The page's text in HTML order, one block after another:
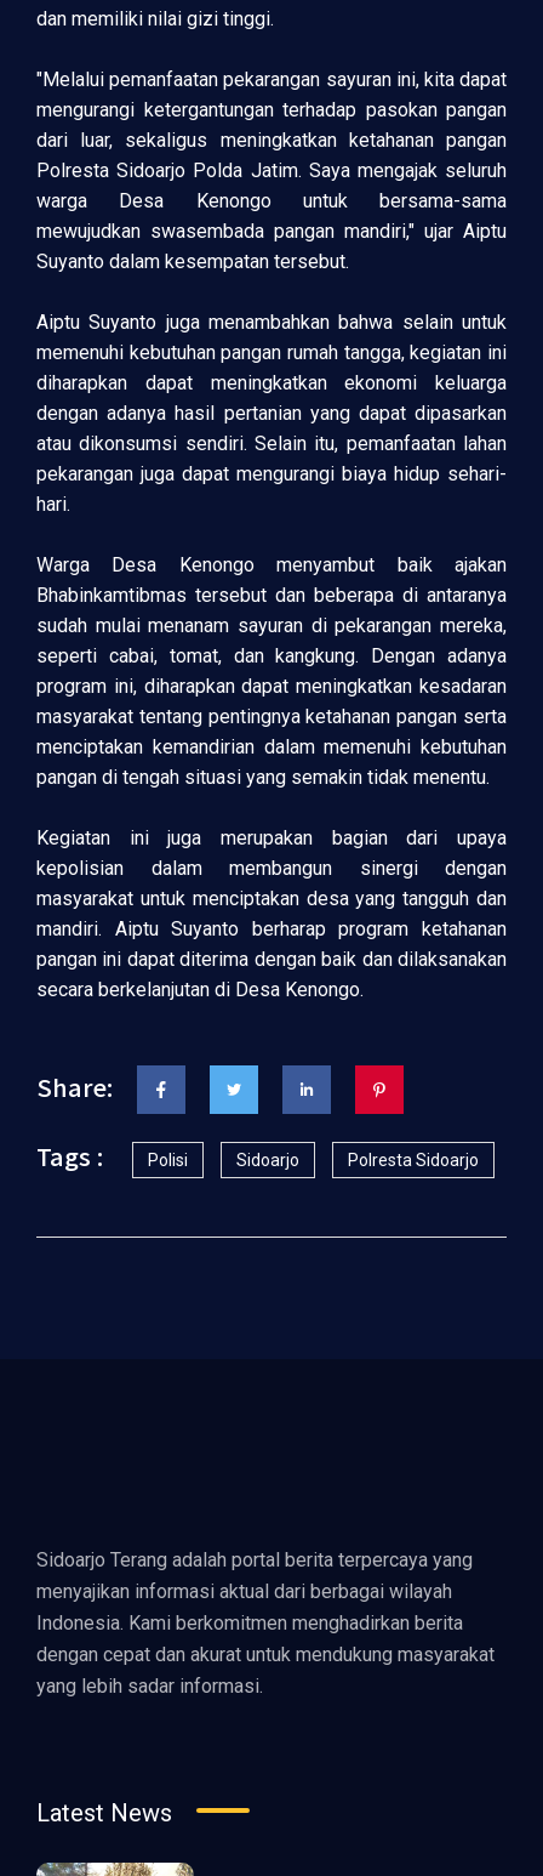
dan memiliki nilai gizi tinggi.
"Melalui pemanfaatan pekarangan sayuran ini, kita dapat
mengurangi ketergantungan terhadap pasokan pangan
dari luar, sekaligus meningkatkan ketahanan pangan
Polresta Sidoarjo Polda Jatim. Saya mengajak seluruh
warga Desa Kenongo untuk bersama-sama
mewujudkan swasembada pangan mandiri," ujar Aiptu
Suyanto dalam kesempatan tersebut.
Aiptu Suyanto juga menambahkan bahwa selain untuk
memenuhi kebutuhan pangan rumah tangga, kegiatan ini
diharapkan dapat meningkatkan ekonomi keluarga
dengan adanya hasil pertanian yang dapat dipasarkan
atau dikonsumsi sendiri. Selain itu, pemanfaatan lahan
pekarangan juga dapat mengurangi biaya hidup sehari-
hari.
Warga Desa Kenongo menyambut baik ajakan
Bhabinkamtibmas tersebut dan beberapa di antaranya
sudah mulai menanam sayuran di pekarangan mereka,
seperti cabai, tomat, dan kangkung. Dengan adanya
program ini, diharapkan dapat meningkatkan kesadaran
masyarakat tentang pentingnya ketahanan pangan serta
menciptakan kemandirian dalam memenuhi kebutuhan
pangan di tengah situasi yang semakin tidak menentu.
Kegiatan ini juga merupakan bagian dari upaya
kepolisian dalam membangun sinergi dengan
masyarakat untuk menciptakan desa yang tangguh dan
mandiri. Aiptu Suyanto berharap program ketahanan
pangan ini dapat diterima dengan baik dan dilaksanakan
secara berkelanjutan di Desa Kenongo.
Share:
Tags :
Polisi Sidoarjo Polresta Sidoarjo
Sidoarjo Terang adalah portal berita terpercaya yang
menyajikan informasi aktual dari berbagai wilayah
Indonesia. Kami berkomitmen menghadirkan berita
dengan cepat dan akurat untuk mendukung masyarakat
yang lebih sadar informasi.
Latest News